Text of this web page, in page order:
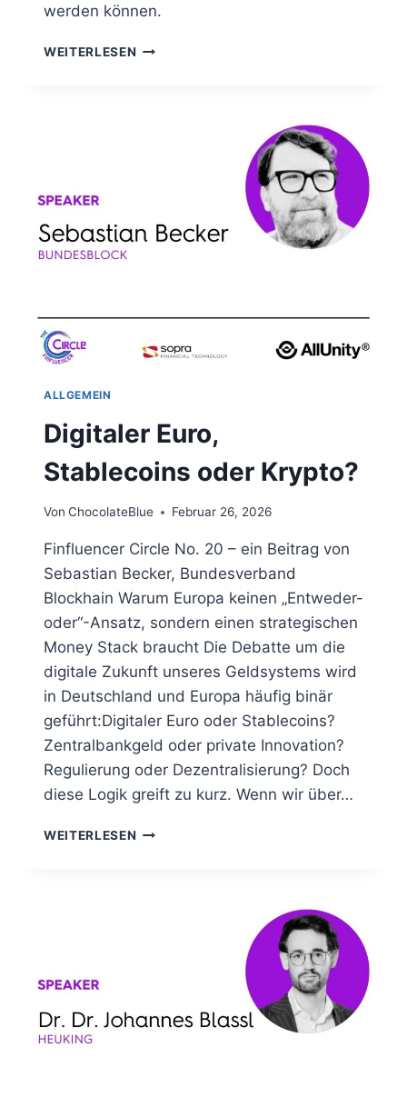
werden können.
WEITERLESEN WIE
BANKEN
AUS?
ALLGEMEIN
Digitaler Euro,
Stablecoins oder Krypto?
Von ChocolateBlue Februar 26, 2026
Finfluencer Circle No. 20 – ein Beitrag von
Sebastian Becker, Bundesverband
Blockhain Warum Europa keinen „Entweder-
oder“-Ansatz, sondern einen strategischen
Money Stack braucht Die Debatte um die
digitale Zukunft unseres Geldsystems wird
in Deutschland und Europa häufig binär
geführt:Digitaler Euro oder Stablecoins?
Zentralbankgeld oder private Innovation?
Regulierung oder Dezentralisierung? Doch
diese Logik greift zu kurz. Wenn wir über…
WEITERLESEN DIGITALER